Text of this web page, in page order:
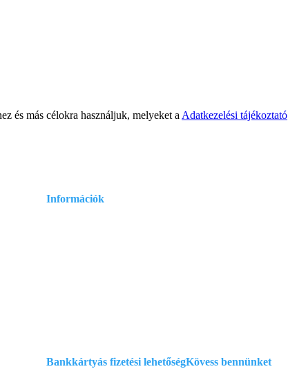
és más célokra használjuk, melyeket a Adatkezelési tájékoztató
Információk
Bankkártyás fizetési lehetőségKövess bennünket